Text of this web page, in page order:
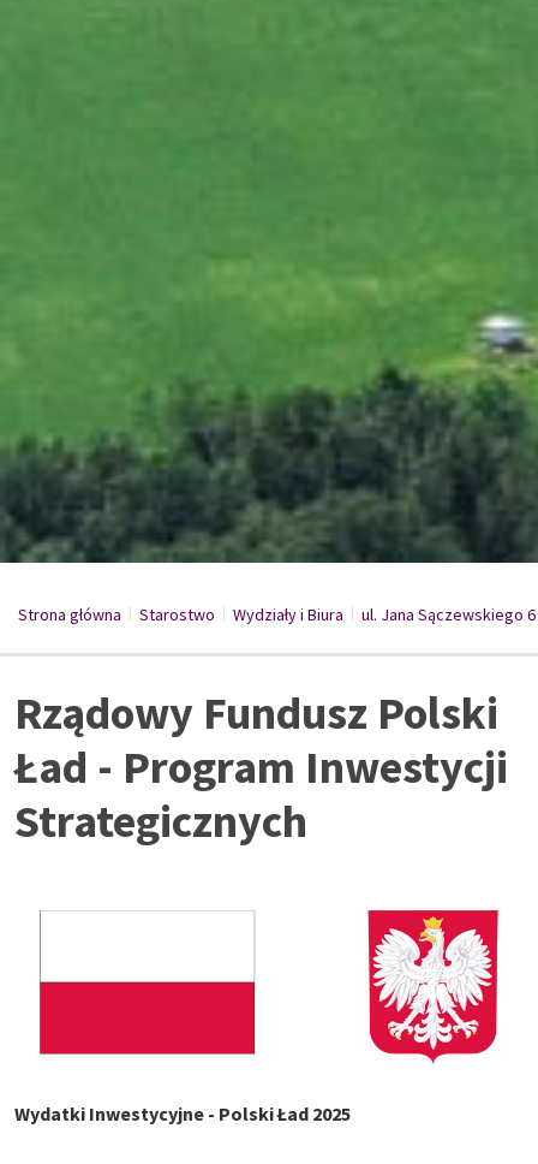
Strona główna /
Starostwo /
Wydziały i Biura /
ul. Jana Sączewskiego 6
Rządowy Fundusz Polski
Ład - Program Inwestycji
Strategicznych
Wydatki Inwestycyjne - Polski Ład 2025